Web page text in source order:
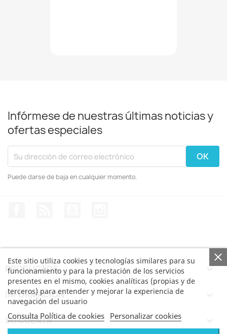
Infórmese de nuestras últimas noticias y
ofertas especiales
Puede darse de baja en cualquier momento.
Este sitio utiliza cookies y tecnologías similares para su
funcionamiento y para la prestación de los servicios
presentes en el mismo, cookies analíticas (propias y de
terceros) para entender y mejorar la experiencia de
navegación del usuario
Consulta Política de cookies Personalizar cookies
PRODUCTOS 
INFORMACIÓN
SU CUENTA